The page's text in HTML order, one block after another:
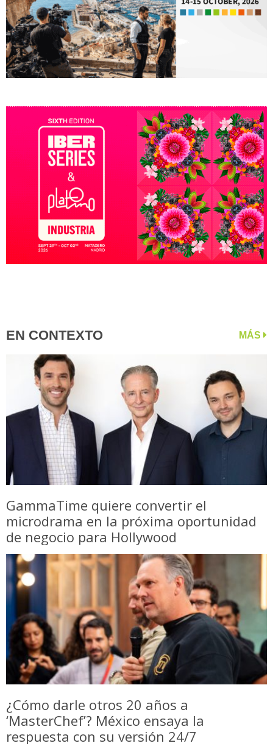
EN CONTEXTO MÁS
GammaTime quiere convertir el
microdrama en la próxima oportunidad
de negocio para Hollywood
¿Cómo darle otros 20 años a
‘MasterChef’? México ensaya la
respuesta con su versión 24/7